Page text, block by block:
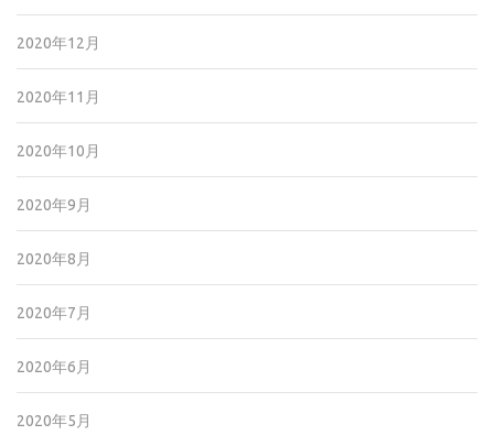
2020年12月
2020年11月
2020年10月
2020年9月
2020年8月
2020年7月
2020年6月
2020年5月